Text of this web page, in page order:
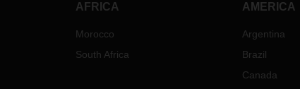
AFRICA
Morocco
South Africa
AMERICA
Argentina
Brazil
Canada